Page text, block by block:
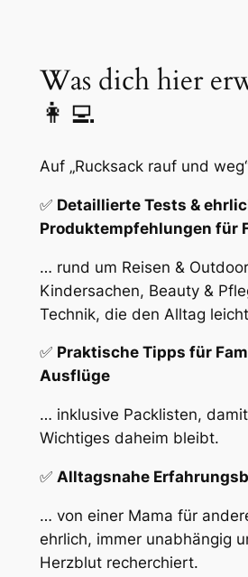
Was dich hier
👩‍💻
Auf „Rucksack rauf und
✅ Detaillierte Tests &
Produktempfehlungen für
… rund um Reisen &
Kindersachen, Beauty &
Technik, die den Alltag
✅ Praktische Tipps für
Ausflüge
… inklusive Packlisten,
Wichtiges daheim bleibt.
✅ Alltagsnahe
… von einer Mama für
ehrlich, immer unabhängig
Herzblut recherchiert.